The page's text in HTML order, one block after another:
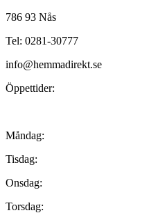
786 93 Nås
Tel: 0281-30777
info@hemmadirekt.se
Öppettider:
Måndag:
Tisdag:
Onsdag:
Torsdag: